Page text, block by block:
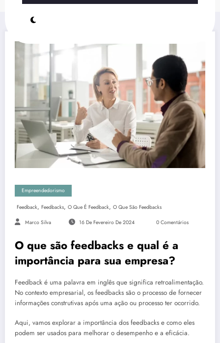
Empreendedorismo
Feedback, Feedbacks, O Que É Feedback, O Que São Feedbacks
Marco Silva 16 De Fevereiro De 2024 0 Comentários
O que são feedbacks e qual é a
importância para sua empresa?
Feedback é uma palavra em inglês que significa retroalimentação.
No contexto empresarial, os feedbacks são o processo de fornecer
informações construtivas após uma ação ou processo ter ocorrido.
Aqui, vamos explorar a importância dos feedbacks e como eles
podem ser usados para melhorar o desempenho e a eficácia.